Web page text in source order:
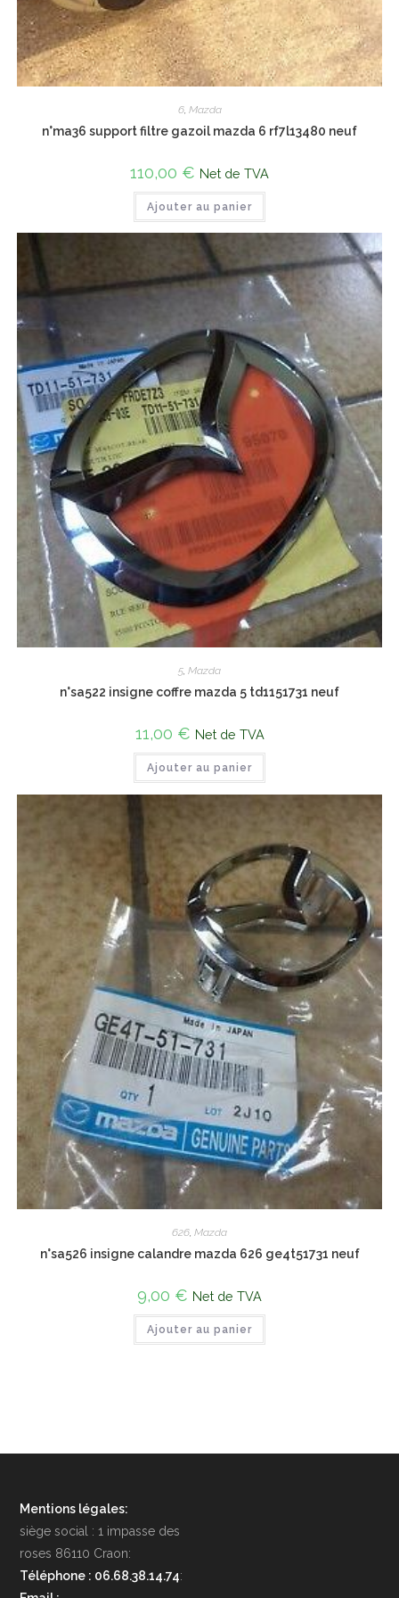
6, Mazda
n°ma36 support filtre gazoil mazda 6 rf7l13480 neuf
110,00 € Net de TVA
Ajouter au panier
5, Mazda
n°sa522 insigne coffre mazda 5 td1151731 neuf
11,00 € Net de TVA
Ajouter au panier
626 Mazda
n°sa526 insigne calandre mazda 626 ge4t51731 neuf
9,00 € Net de TVA
Ajouter au panier
Mentions légales:
siège social : 1 impasse des
roses 86110 Craon:
Téléphone : 06.68.38.14.74: